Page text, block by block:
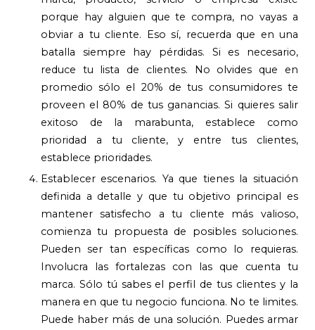
porque hay alguien que te compra, no vayas a
obviar a tu cliente. Eso sí, recuerda que en una
batalla siempre hay pérdidas. Si es necesario,
reduce tu lista de clientes. No olvides que en
promedio sólo el 20% de tus consumidores te
proveen el 80% de tus ganancias. Si quieres salir
exitoso de la marabunta, establece como
prioridad a tu cliente, y entre tus clientes,
establece prioridades.
Establecer escenarios. Ya que tienes la situación
definida a detalle y que tu objetivo principal es
mantener satisfecho a tu cliente más valioso,
comienza tu propuesta de posibles soluciones.
Pueden ser tan específicas como lo requieras.
Involucra las fortalezas con las que cuenta tu
marca. Sólo tú sabes el perfil de tus clientes y la
manera en que tu negocio funciona. No te limites.
Puede haber más de una solución. Puedes armar